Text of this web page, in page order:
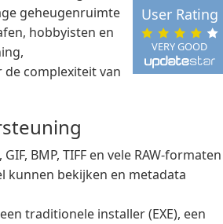
VERY GOOD
User Rating
geheugenruimte
hobbyisten en
complexiteit van
BMP, TIFF en vele RAW-formaten
bekijken en metadata
traditionele installer (EXE), een